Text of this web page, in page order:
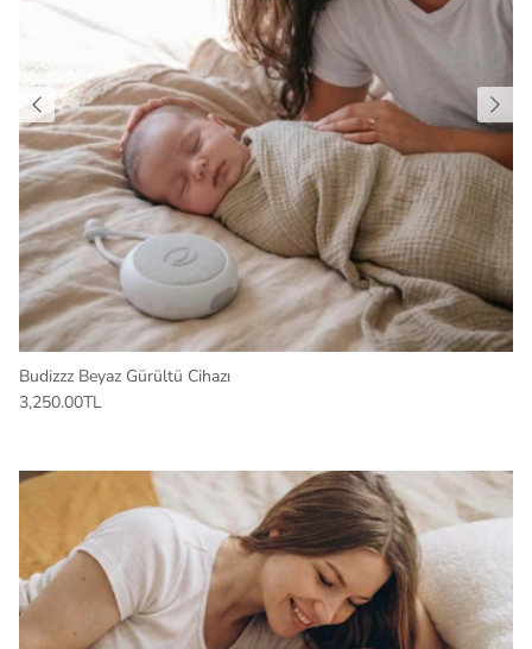
Budizzz Beyaz Gürültü Cihazı
3,250.00TL